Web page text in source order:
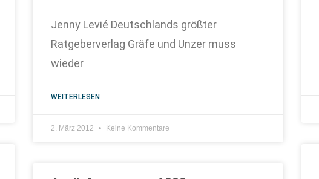
Jenny Levié Deutschlands größter
Ratgeberverlag Gräfe und Unzer muss
wieder
WEITERLESEN
2. März 2012 Keine Kommentare